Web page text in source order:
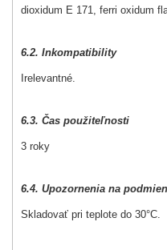
dioxidum E 171, ferri oxidum
6.2. Inkompatibility
Irelevantné.
6.3. Čas použiteľnosti
3 roky
6.4. Upozornenia na
Skladovať pri teplote do 30°C.